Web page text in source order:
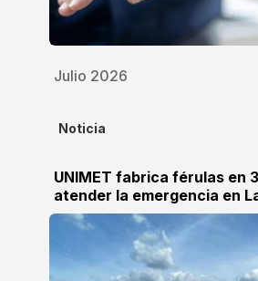
Julio 2026
Noticia
UNIMET fabrica férulas en
atender la emergencia en